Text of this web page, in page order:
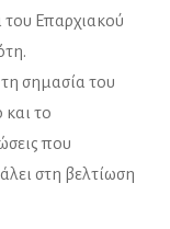
Επαρχιακού
σημασία του
και το
που
στη βελτίωση